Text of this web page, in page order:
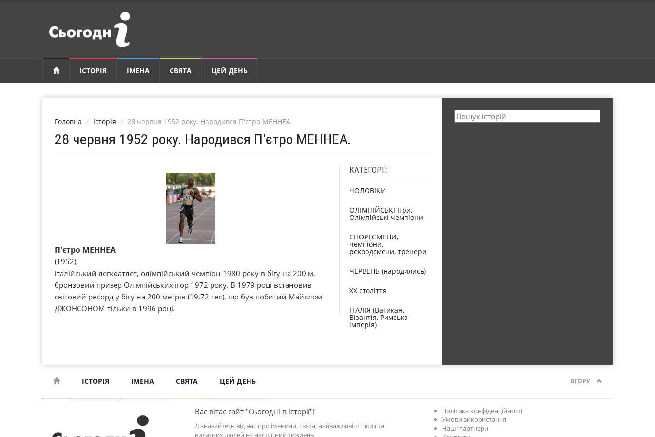
ІСТОРІЯ ІМЕНА СВЯТА ЦЕЙ ДЕНЬ
Головна Історія 28 червня 1952 року. Народився П'єтро МЕННЕА.
28 червня 1952 року. Народився П'єтро МЕННЕА.
П'єтро МЕННЕА
(1952),
італійський легкоатлет, олімпійський чемпіон 1980 року в бігу на 200 м,
бронзовий призер Олімпійських ігор 1972 року. В 1979 році встановив
світовий рекорд у бігу на 200 метрів (19,72 сек), що був побитий Майклом
ДЖОНСОНОМ тільки в 1996 році.
КАТЕГОРІЇ:
ЧОЛОВІКИ
ОЛІМПІЙСЬКІ Ігри,
Олімпійські чемпіони
СПОРТСМЕНИ,
чемпіони,
рекордсмени, тренери
ЧЕРВЕНЬ (народились)
XX століття
ІТАЛІЯ (Ватикан,
Візантія, Римська
імперія)
ІСТОРІЯ ІМЕНА СВЯТА ЦЕЙ ДЕНЬ ВГОРУ
Вас вітає сайт "Сьогодні в історії"!
Дізнавайтесь від нас про іменини, свята, найважливіші події та
видатних людей на наступний тиждень.
Політика конфіденційності
Умови використання
Наші партнери